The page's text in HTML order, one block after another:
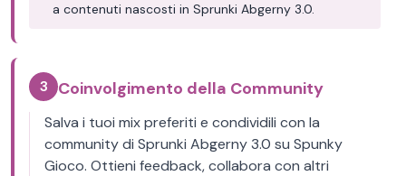
a contenuti nascosti in Sprunki Abgerny 3.0.
3 Coinvolgimento della Community
Salva i tuoi mix preferiti e condividili con la
community di Sprunki Abgerny 3.0 su Spunky
Gioco. Ottieni feedback, collabora con altri